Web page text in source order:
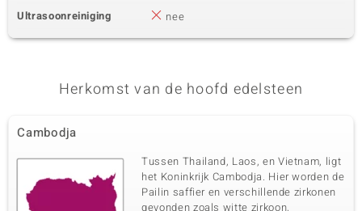
Ultrasoonreiniging
nee
Herkomst van de hoofd edelsteen
Cambodja
Tussen Thailand, Laos, en Vietnam, ligt
het Koninkrijk Cambodja. Hier worden de
Pailin saffier en verschillende zirkonen
gevonden zoals witte zirkoon,